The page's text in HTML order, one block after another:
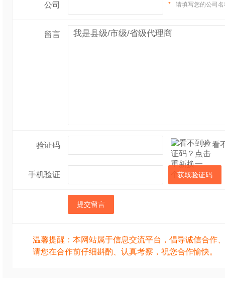
公司 * 请填写您的公司
留言
验证码 看
手机验证 获取验证码
提交留言
温馨提醒：本网站属于信息交流平台，倡导诚信合作
请您在合作前仔细斟酌、认真考察，祝您合作愉快。